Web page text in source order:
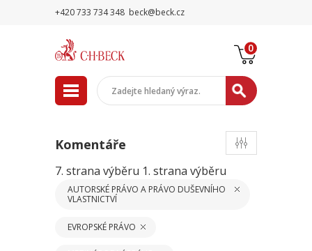
+420 733 734 348 beck@beck.cz
0
Komentáře
7. strana výběru 1. strana výběru
AUTORSKÉ PRÁVO A PRÁVO DUŠEVNÍHO
VLASTNICTVÍ
EVROPSKÉ PRÁVO